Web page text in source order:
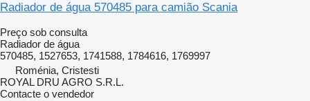
Radiador de água 570485 para camião Scania
Preço sob consulta
Radiador de água
570485, 1527653, 1741588, 1784616, 1769997
Roménia, Cristesti
ROYAL DRU AGRO S.R.L.
Contacte o vendedor